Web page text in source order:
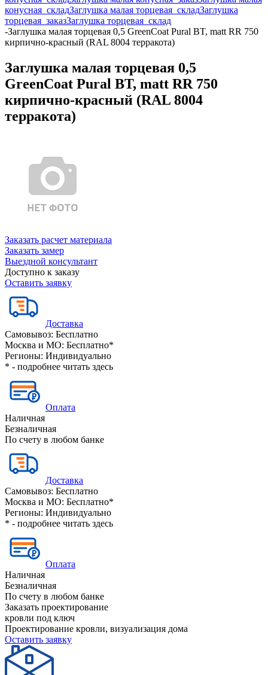
конусная_складЗаглушка малая торцевая_складЗаглушка
торцевая_заказЗаглушка торцевая_склад
-Заглушка малая торцевая 0,5 GreenCoat Pural BT, matt RR 750
кирпично-красный (RAL 8004 терракота)
Заглушка малая торцевая 0,5
GreenCoat Pural BT, matt RR 750
кирпично-красный (RAL 8004
терракота)
Заказать расчет материала
Заказать замер
Выездной консультант
Доступно к заказу
Оставить заявку
Доставка
Самовывоз: Бесплатно
Москва и МО: Бесплатно*
Регионы: Индивидуально
* - подробнее читать здесь
Оплата
Наличная
Безналичная
По счету в любом банке
Доставка
Самовывоз: Бесплатно
Москва и МО: Бесплатно*
Регионы: Индивидуально
* - подробнее читать здесь
Оплата
Наличная
Безналичная
По счету в любом банке
Заказать проектирование
кровли под ключ
Проектирование кровли, визуализация дома
Оставить заявку